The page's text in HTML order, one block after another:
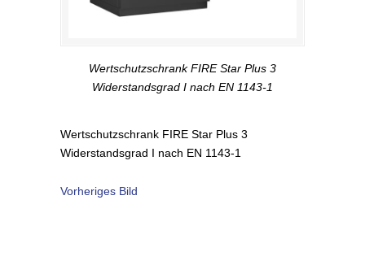
Wertschutzschrank FIRE Star Plus 3
Widerstandsgrad I nach EN 1143-1
Wertschutzschrank FIRE Star Plus 3
Widerstandsgrad I nach EN 1143-1
Vorheriges Bild